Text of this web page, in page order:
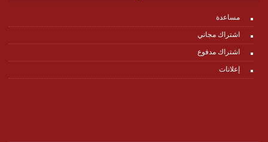
مساعدة
اشتراك مجاني
اشتراك مدفوع
إعلانات